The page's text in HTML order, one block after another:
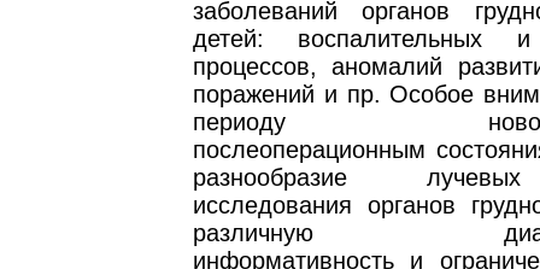
заболеваний органов
детей: воспалительных и
процессов, аномалий
поражений и пр. Особое
периоду
послеоперационным
разнообразие
исследования органов
различную
информативность и